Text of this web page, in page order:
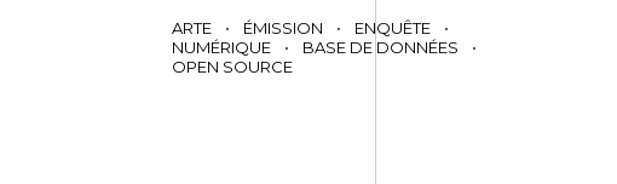
ARTE • ÉMISSION • ENQUÊTE
•
NUMÉRIQUE
• BASE DE DONNÉES
•
OPEN SOURCE